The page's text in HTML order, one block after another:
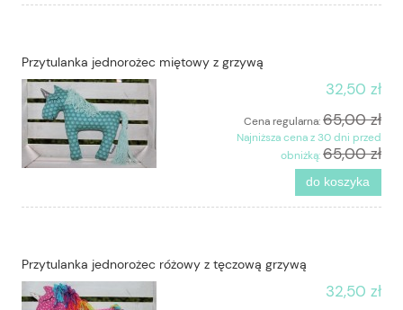
Przytulanka jednorożec miętowy z grzywą
32,50 zł
Cena regularna:65,00 zł
Najniższa cena z 30 dni przed
obniżką:65,00 zł
do koszyka
Przytulanka jednorożec różowy z tęczową grzywą
32,50 zł